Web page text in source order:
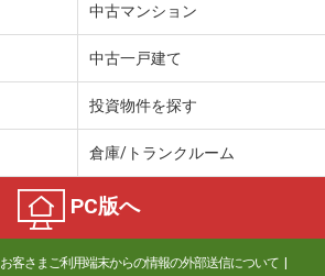
中古マンション
中古一戸建て
投資物件を探す
倉庫/トランクルーム
PC版へ
お客さまご利用端末からの情報の外部送信について